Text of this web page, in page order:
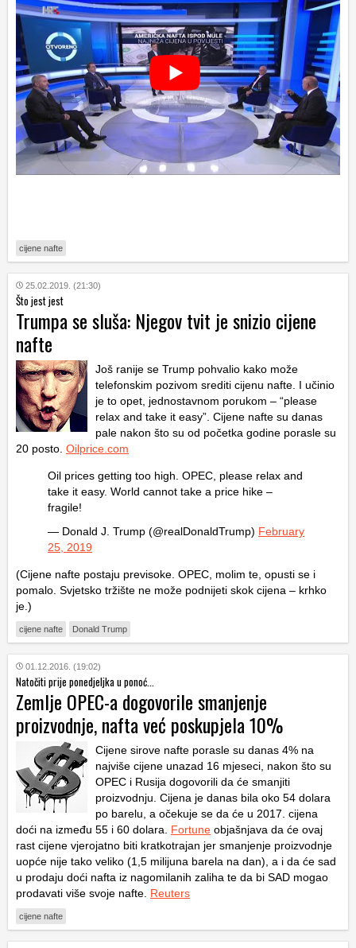
cijene nafte
25.02.2019. (21:30)
Što jest jest
Trumpa se sluša: Njegov tvit je snizio cijene
nafte
Još ranije se Trump pohvalio kako može
telefonskim pozivom srediti cijenu nafte. I učinio
je to opet, jednostavnom porukom – “please
relax and take it easy”. Cijene nafte su danas
pale nakon što su od početka godine porasle su
20 posto. Oilprice.com
Oil prices getting too high. OPEC, please relax and
take it easy. World cannot take a price hike –
fragile!
— Donald J. Trump (@realDonaldTrump) February
25, 2019
(Cijene nafte postaju previsoke. OPEC, molim te, opusti se i
pomalo. Svjetsko tržište ne može podnijeti skok cijena – krhko
je.)
cijene nafte Donald Trump
01.12.2016. (19:02)
Natočiti prije ponedjeljka u ponoć...
Zemlje OPEC-a dogovorile smanjenje
proizvodnje, nafta već poskupjela 10%
Cijene sirove nafte porasle su danas 4% na
najviše cijene unazad 16 mjeseci, nakon što su
OPEC i Rusija dogovorili da će smanjiti
proizvodnju. Cijena je danas bila oko 54 dolara
po barelu, a očekuje se da će u 2017. cijena
doći na između 55 i 60 dolara. Fortune objašnjava da će ovaj
rast cijene vjerojatno biti kratkotrajan jer smanjenje proizvodnje
uopće nije tako veliko (1,5 milijuna barela na dan), a i da će sad
u prodaju doći nafta iz nagomilanih zaliha te da bi SAD mogao
prodavati više svoje nafte. Reuters
cijene nafte